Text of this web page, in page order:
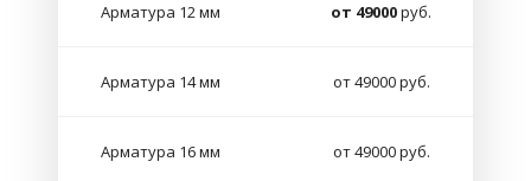
Арматура 12 мм от 49000руб.
Арматура 14 мм от 49000 руб.
Арматура 16 мм от 49000 руб.